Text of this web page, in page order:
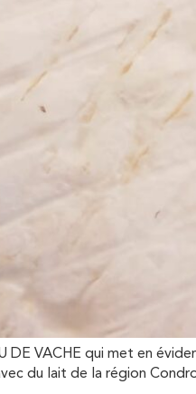
DE VACHE qui met en
du lait de la région